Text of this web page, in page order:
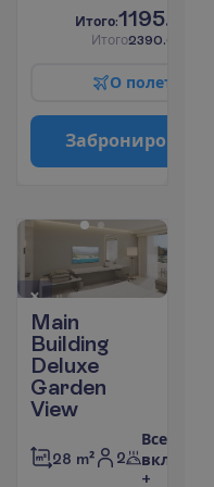
Итого:1195.00
Итого2390.00
О полет
Заброниро
Main
Building
Deluxe
Garden
View
28 m² 2
Все
включено
+